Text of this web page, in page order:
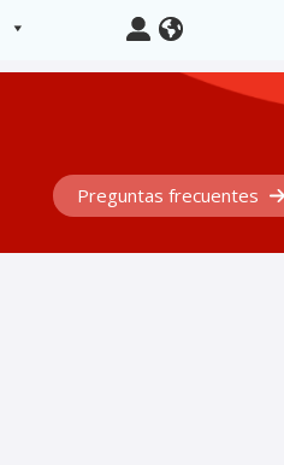
Preguntas frecuentes